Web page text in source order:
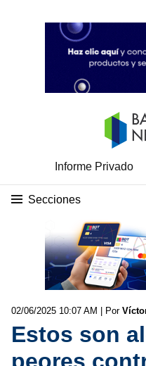
Informe Privado
Secciones
02/06/2025 10:07 AM | Por
Estos son